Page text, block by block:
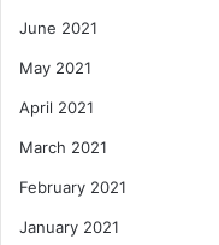
June 2021
May 2021
April 2021
March 2021
February 2021
January 2021